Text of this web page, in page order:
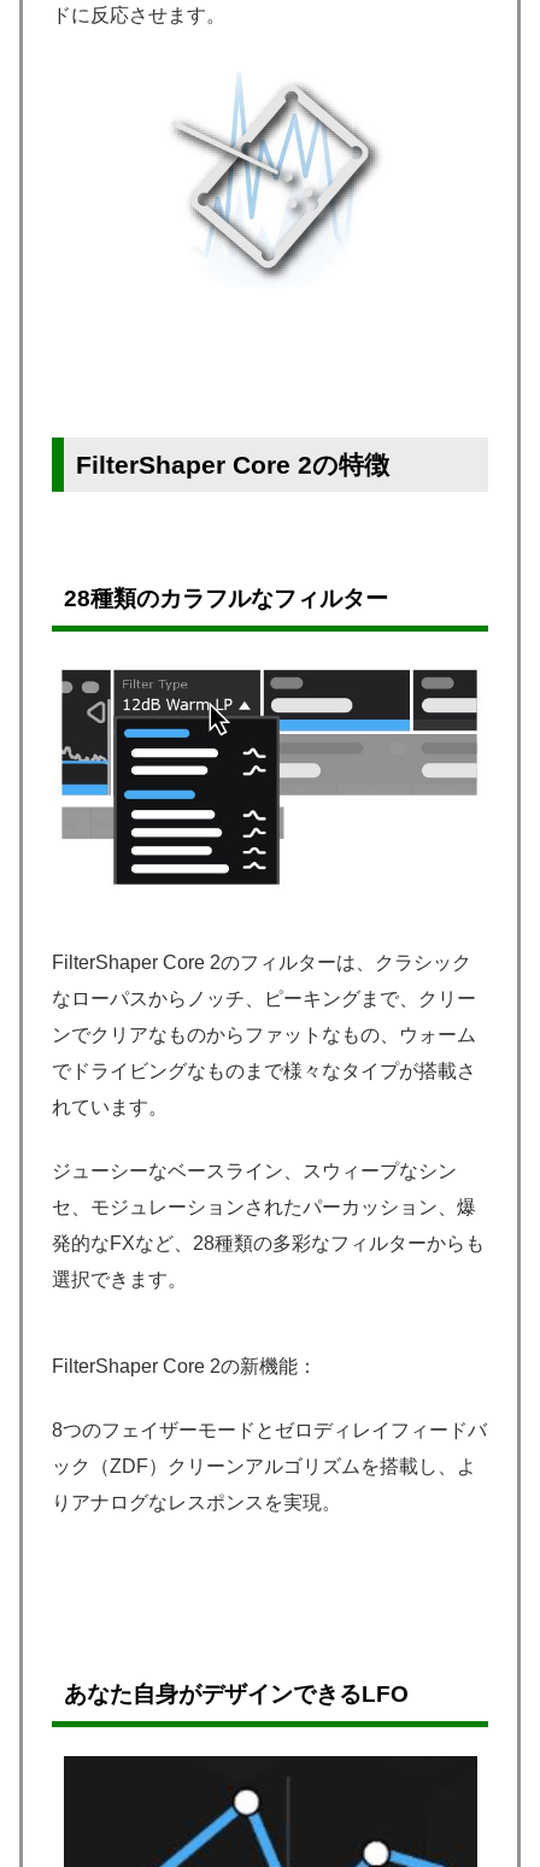
ドに反応させます。
FilterShaper Core 2の特徴
28種類のカラフルなフィルター
FilterShaper Core 2のフィルターは、クラシック
なローパスからノッチ、ピーキングまで、クリー
ンでクリアなものからファットなもの、ウォーム
でドライビングなものまで様々なタイプが搭載さ
れています。
ジューシーなベースライン、スウィープなシン
セ、モジュレーションされたパーカッション、爆
発的なFXなど、28種類の多彩なフィルターからも
選択できます。
FilterShaper Core 2の新機能：
8つのフェイザーモードとゼロディレイフィードバ
ック（ZDF）クリーンアルゴリズムを搭載し、よ
りアナログなレスポンスを実現。
あなた自身がデザインできるLFO